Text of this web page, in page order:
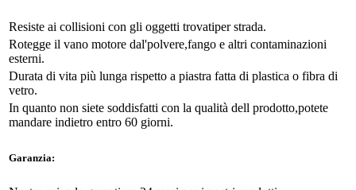
Resiste ai collisioni con gli oggetti trovatiper strada.
Rotegge il vano motore dal'polvere,fango e altri contaminazioni
esterni.
Durata di vita più lunga rispetto a piastra fatta di plastica o fibra di
vetro.
In quanto non siete soddisfatti con la qualità dell prodotto,potete
mandare indietro entro 60 giorni.
Garanzia: